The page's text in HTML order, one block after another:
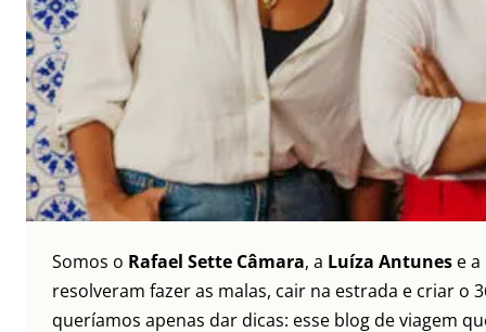
Somos o Rafael Sette Câmara, a Luíza Antunes e a
resolveram fazer as malas, cair na estrada e criar o
queríamos apenas dar dicas: esse blog de viagem